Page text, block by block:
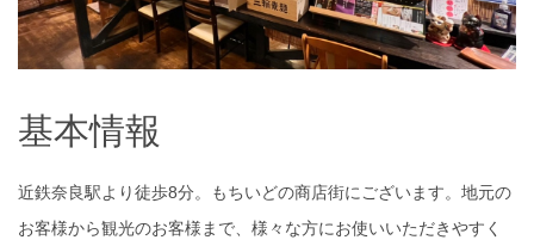
基本情報
近鉄奈良駅より徒歩8分。もちいどの商店街にございます。地元の
お客様から観光のお客様まで、様々な方にお使いいただきやすく